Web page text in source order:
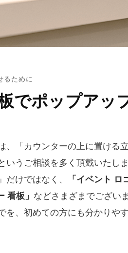
るために
でポップアッ
「カウンターの上に置ける
いうご相談を多く頂戴いたし
けではなく、
「イベント ロ
看板」 などさまざまでござい
、初めての方にも分かりや